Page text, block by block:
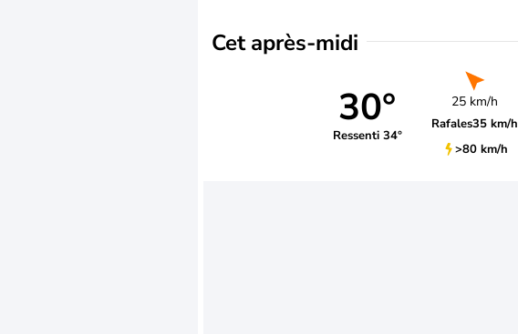
Cet après-midi
30°
Ressenti 34°
25 km/h
Rafales35 km/h
>80 km/h